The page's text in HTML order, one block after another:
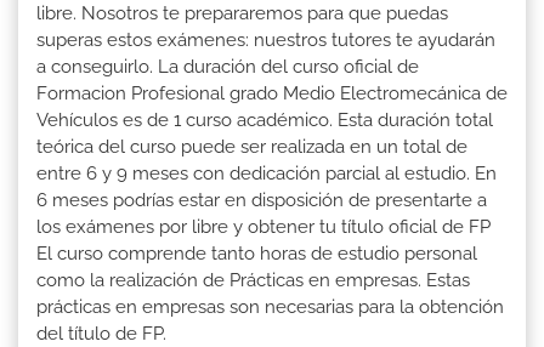
libre. Nosotros te prepararemos para que puedas
superas estos exámenes: nuestros tutores te ayudarán
a conseguirlo. La duración del curso oficial de
Formacion Profesional grado Medio Electromecánica de
Vehículos es de 1 curso académico. Esta duración total
teórica del curso puede ser realizada en un total de
entre 6 y 9 meses con dedicación parcial al estudio. En
6 meses podrías estar en disposición de presentarte a
los exámenes por libre y obtener tu título oficial de FP
El curso comprende tanto horas de estudio personal
como la realización de Prácticas en empresas. Estas
prácticas en empresas son necesarias para la obtención
del título de FP.